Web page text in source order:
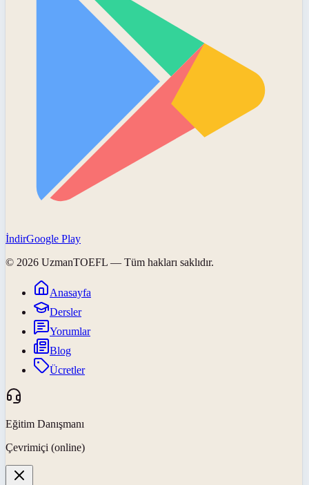
İndirGoogle Play
© 2026 UzmanTOEFL — Tüm hakları saklıdır.
Anasayfa
Dersler
Yorumlar
Blog
Ücretler
Eğitim Danışmanı
Çevrimiçi (online)